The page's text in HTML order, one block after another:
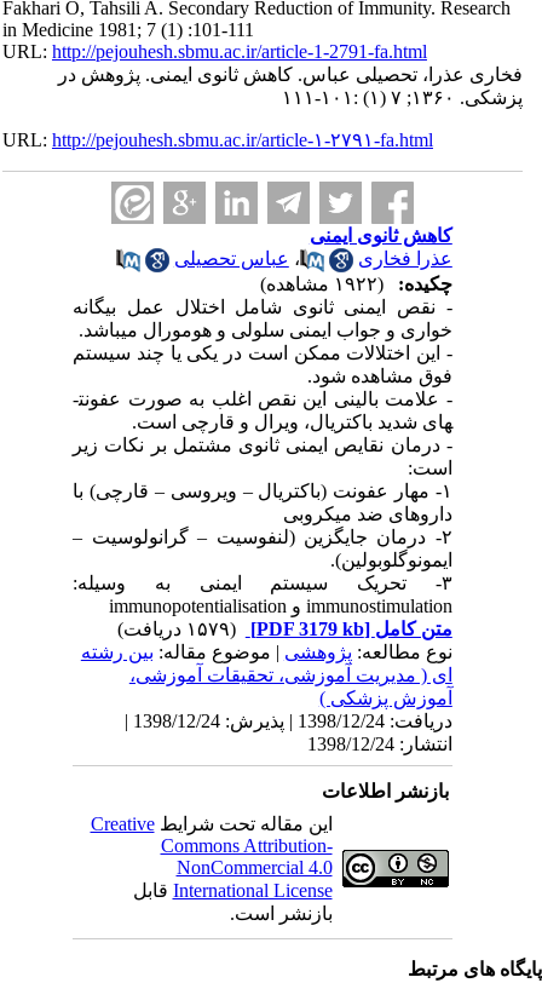
Fakhari O, Tahsili A. Secondary Reduction of Immunity. Research
in Medicine 1981; 7 (1) :101-111
URL:http://pejouhesh.sbmu.ac.ir/article-1-2791-fa.html
فخاری عذرا، تحصیلی عباس. کاهش ثانوی ایمنی. پژوهش در
پزشکی. ۱۳۶۰; ۷ (۱) :۱۰۱-۱۱۱
URL:http://pejouhesh.sbmu.ac.ir/article-۱-۲۷۹۱-fa.html
کاهش ثانوی ایمنی
عذرا فخاری
،عباس تحصیلی
چکیده:
- نقص ایمنی ثانوی شامل اختلال عمل بیگانه
خواری و جواب ایمنی سلولی و هومورال می­باشد.
- این اختلالات ممکن است در یکی یا چند سیستم
فوق مشاهده شود.
- علامت بالینی این نقص اغلب به صورت عفونت­
های شدید باکتریال، ویرال و قارچی است.
- درمان نقایص ایمنی ثانوی مشتمل بر نکات زیر
است:
۱- مهار عفونت (باکتریال – ویروسی – قارچی) با
داروهای ضد میکروبی
۲- درمان جایگزین (لنفوسیت – گرانولوسیت –
ایمونوگلوبولین).
۳- تحریک سیستم ایمنی به وسیله:
immunostimulation و immunopotentialisation
متن کامل[PDF 3179 kb]
نوع مطالعه:پژوهشی| موضوع مقاله:بین رشته
ای ( مدیریت آموزشی، تحقیقات آموزشی،
آموزش پزشکی )
دریافت: 1398/12/24 | پذیرش: 1398/12/24 |
انتشار: 1398/12/24
بازنشر اطلاعات
این مقاله تحت شرایطCreative
Commons Attribution-
NonCommercial 4.0
International Licenseقابل
بازنشر است.
های مرتبط